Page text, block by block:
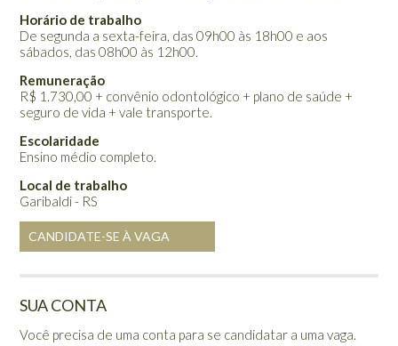
Horário de trabalho
De segunda a sexta-feira, das 09h00 às 18h00 e aos
sábados, das 08h00 às 12h00.
Remuneração
R$ 1.730,00 + convênio odontológico + plano de saúde +
seguro de vida + vale transporte.
Escolaridade
Ensino médio completo.
Local de trabalho
Garibaldi - RS
CANDIDATE-SE À VAGA
SUA CONTA
Você precisa de uma conta para se candidatar a uma vaga.